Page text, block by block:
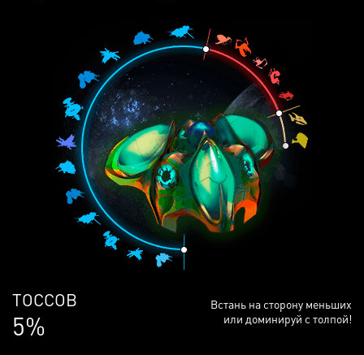
ЛЮДЕЙ
68%
Встань на сторону меньших
или доминируй с толпой!